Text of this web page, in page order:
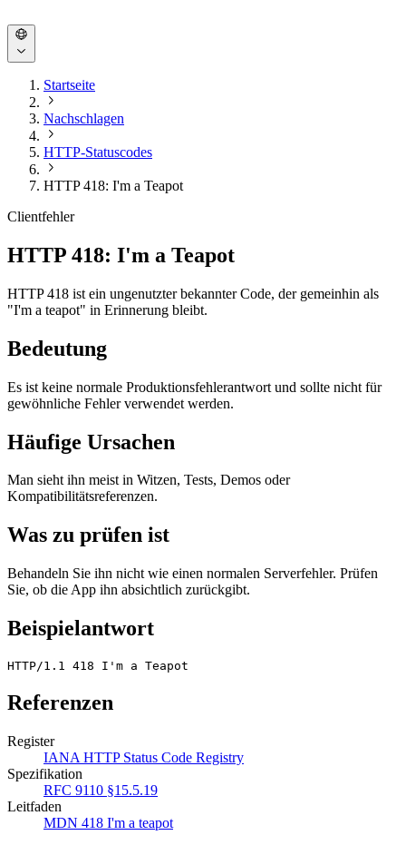
Startseite
Nachschlagen
HTTP-Statuscodes
HTTP 418: I'm a Teapot
Clientfehler
HTTP 418: I'm a Teapot
HTTP 418 ist ein ungenutzter bekannter Code, der gemeinhin als
"I'm a teapot" in Erinnerung bleibt.
Bedeutung
Es ist keine normale Produktionsfehlerantwort und sollte nicht für
gewöhnliche Fehler verwendet werden.
Häufige Ursachen
Man sieht ihn meist in Witzen, Tests, Demos oder
Kompatibilitätsreferenzen.
Was zu prüfen ist
Behandeln Sie ihn nicht wie einen normalen Serverfehler. Prüfen
Sie, ob die App ihn absichtlich zurückgibt.
Beispielantwort
HTTP/1.1 418 I'm a Teapot
Referenzen
Register
IANA HTTP Status Code Registry
Spezifikation
RFC 9110 §15.5.19
Leitfaden
MDN 418 I'm a teapot